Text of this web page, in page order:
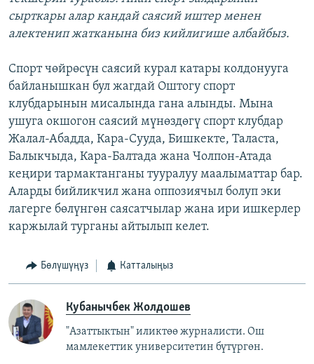
сырткары алар кандай саясий иштер менен
алектенип жатканына биз кийлигише албайбыз.
Спорт чөйрөсүн саясий курал катары колдонууга
байланышкан бул жагдай Оштогу спорт
клубдарынын мисалында гана алынды. Мына
ушуга окшогон саясий мүнөздөгү спорт клубдар
Жалал-Абадда, Кара-Сууда, Бишкекте, Таласта,
Балыкчыда, Кара-Балтада жана Чолпон-Атада
кеңири тармактанганы тууралуу маалыматтар бар.
Аларды бийликчил жана оппозиячыл болуп эки
лагерге бөлүнгөн саясатчылар жана ири ишкерлер
каржылай турганы айтылып келет.
Бөлүшүңүз Катталыңыз
Кубанычбек Жолдошев
"Азаттыктын" иликтөө журналисти. Ош
мамлекеттик университетин бүтүргөн.